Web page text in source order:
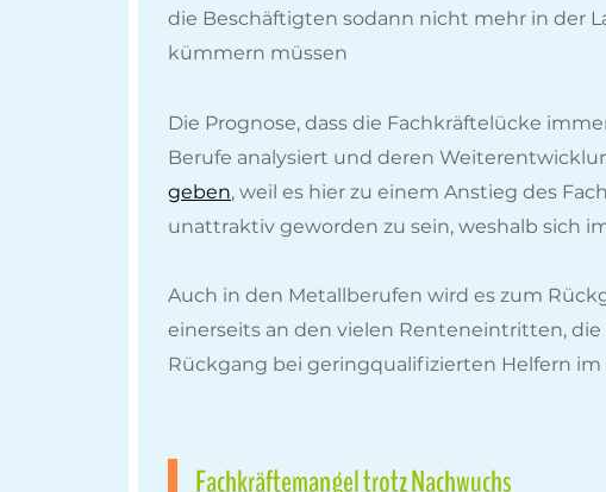
die Beschäftigten sodann nicht mehr in der
kümmern müssen
Die Prognose, dass die Fachkräftelücke
Berufe analysiert und deren
geben, weil es hier zu einem Anstieg des
unattraktiv geworden zu sein, weshalb sich
Auch in den Metallberufen wird es zum
einerseits an den vielen Renteneintritten,
Rückgang bei geringqualifizierten Helfern
Fachkräftemangel trotz Nachwuchs